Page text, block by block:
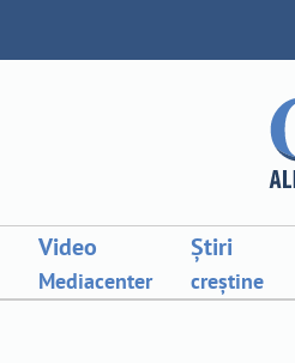
Video
Mediacenter
Știri
creștine